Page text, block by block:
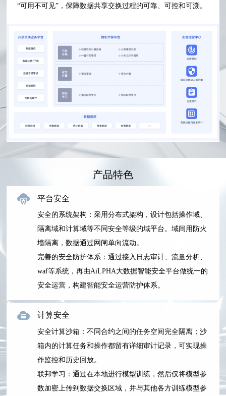
“可用不可见”，保障数据共享交换过程的可靠、可控和可溯。
产品特色
平台安全
安全的系统架构：采用分布式架构，设计包括操作域、
隔离域和计算域等不同安全等级的域平台。域间用防火
墙隔离，数据通过网闸单向流动。
完善的安全防护体系：通过接入日志审计、流量分析、
waf等系统，再由AiLPHA大数据智能安全平台做统一的
安全运营，构建智能安全运营防护体系。
计算安全
安全计算沙箱：不同合约之间的任务空间完全隔离；沙
箱内的计算任务和操作都留有详细审计记录，可实现操
作监控和历史回放。
联邦学习：通过在本地进行模型训练，然后仅将模型参
数加密上传到数据交换区域，并与其他各方训练模型参